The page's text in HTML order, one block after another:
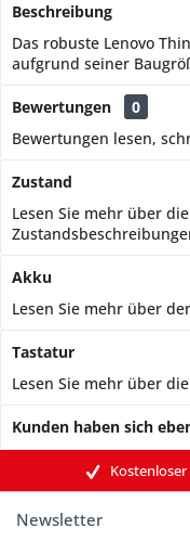
Beschreibung
Das robuste Lenovo
aufgrund seiner
Bewertungen
0
Bewertungen lesen,
Zustand
Lesen Sie mehr über
Akku
Lesen Sie mehr über
Tastatur
Lesen Sie mehr über
Kunden haben sich
Newsletter